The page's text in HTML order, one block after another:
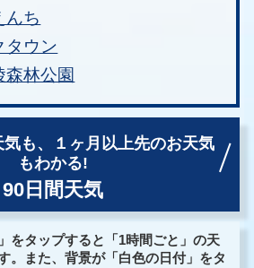
んち
タウン
森林公園
も、
１ヶ月以上先のお天気
もわかる!
90日間天気
をタップすると「1時間ごと」の天
。また、背景が「白色の日付」をタ